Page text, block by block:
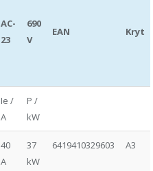
AC-
23
690
V
EAN Kryt
Ie /
A
P /
kW
40
A
37
kW
6419410329603 A3